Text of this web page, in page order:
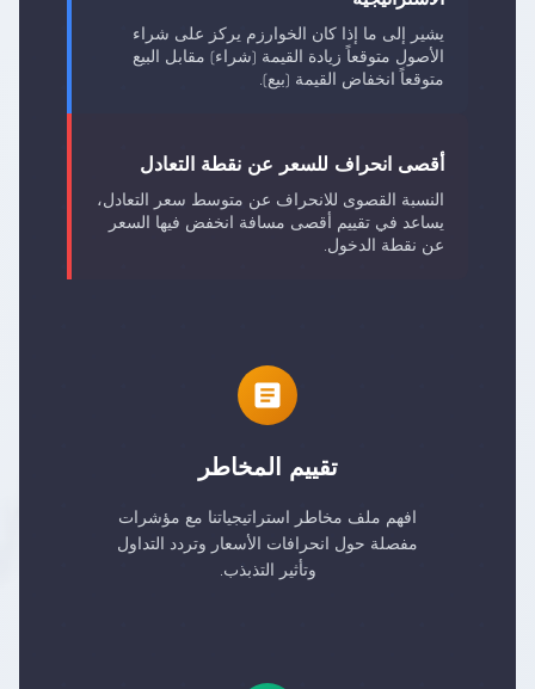
يشير إلى ما إذا كان الخوارزم يركز على شراء
الأصول متوقعاً زيادة القيمة (شراء) مقابل البيع
متوقعاً انخفاض القيمة (بيع).
أقصى انحراف للسعر عن نقطة التعادل
النسبة القصوى للانحراف عن متوسط سعر التعادل،
يساعد في تقييم أقصى مسافة انخفض فيها السعر
عن نقطة الدخول.
تقييم المخاطر
افهم ملف مخاطر استراتيجياتنا مع مؤشرات
مفصلة حول انحرافات الأسعار وتردد التداول
وتأثير التذبذب.